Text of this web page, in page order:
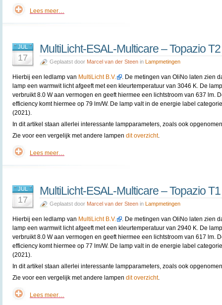
Lees meer…
JUL
17
MultiLicht-ESAL-Multicare – Topazio T2
Geplaatst door Marcel van der Steen in Lampmetingen
Hierbij een ledlamp van MultiLicht B.V.
. De metingen van OliNo laten zien
lamp een warmwit licht afgeeft met een kleurtemperatuur van 3046 K. De lamp
verbruikt 8.0 W aan vermogen en geeft hiermee een lichtstroom van 637 lm.
efficiency komt hiermee op 79 lm/W. De lamp valt in de energie label
(2021).
In dit artikel staan allerlei interessante lampparameters, zoals ook
Zie voor een vergelijk met andere lampen dit overzicht.
Lees meer…
JUL
17
MultiLicht-ESAL-Multicare – Topazio
Geplaatst door Marcel van der Steen in Lampmetingen
Hierbij een ledlamp van MultiLicht B.V.
. De metingen van OliNo laten zien
lamp een warmwit licht afgeeft met een kleurtemperatuur van 2940 K. De lamp
verbruikt 8.0 W aan vermogen en geeft hiermee een lichtstroom van 617 lm.
efficiency komt hiermee op 77 lm/W. De lamp valt in de energie label
(2021).
In dit artikel staan allerlei interessante lampparameters, zoals ook
Zie voor een vergelijk met andere lampen dit overzicht.
Lees meer…